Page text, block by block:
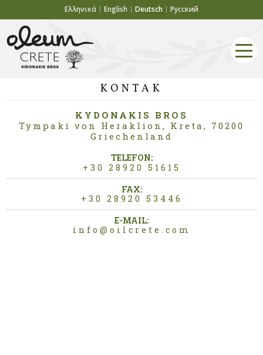
Ελληνικά English Deutsch Русский
KONTAK
KYDONAKIS BROS
Tympaki von Heraklion, Kreta, 70200
Griechenland
TELEFON:
+30 28920 51615
FAX:
+30 28920 53446
E-MAIL:
info@oilcrete.com